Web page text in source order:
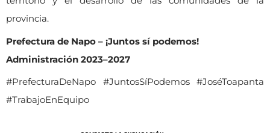
provincia.
Prefectura de Napo – ¡Juntos sí podemos!
Administración 2023–2027
#PrefecturaDeNapo #JuntosSíPodemos #JoséToapanta
#TrabajoEnEquipo